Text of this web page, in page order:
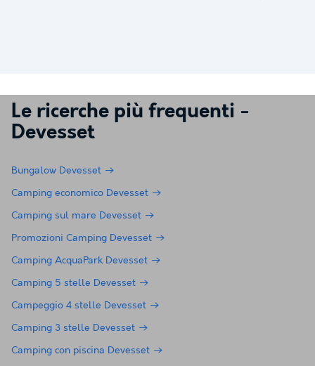
Le ricerche più frequenti -
Devesset
Bungalow Devesset
Camping economico Devesset
Camping sul mare Devesset
Promozioni Camping Devesset
Camping AcquaPark Devesset
Camping 5 stelle Devesset
Campeggio 4 stelle Devesset
Camping 3 stelle Devesset
Camping con piscina Devesset